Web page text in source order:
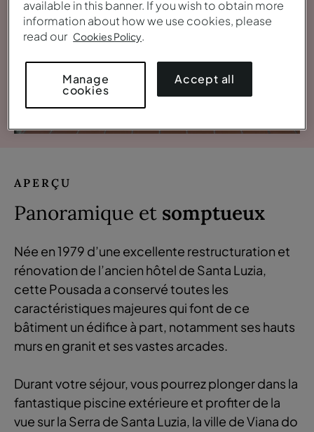
Voir la galerie
APERÇU
Panoramique et somptueux
Née en 1979 d’une excellente restructuration et
rénovation de l’ancien hôtel de Santa Luzia,
cette Pousada a conservé toutes les
caractéristiques majeures qui font de ce
bâtiment un édifice à part, notamment ses hauts
murs en granit et ses vastes arcades.
Durant votre séjour, vous pourrez plonger dans la
fantastique piscine extérieure et profiter de la
vue sur la Serra de Santa Luzia, la ville de Viana do
available in this banner. If you wish to obtain more
information about how we use cookies, please
read our Cookies Policy.
Accept all
Manage
cookies